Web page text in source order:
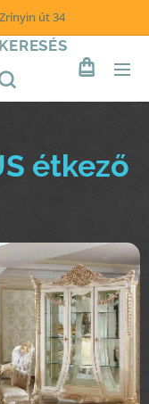
Zrínyin út 34
KERESÉS
étkező